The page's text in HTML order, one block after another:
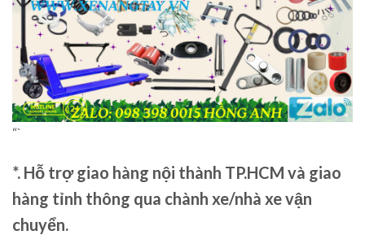
“`
*. Hỗ trợ giao hàng nội thành TP.HCM và giao
hàng tỉnh thông qua chành xe/nhà xe vận
chuyển.